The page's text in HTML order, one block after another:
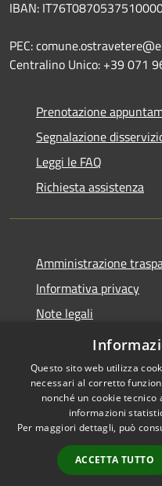
IBAN:
PEC:
Centralino Unico: +39 071
Prenotazione
Segnalazione
Leggi le FAQ
Richiesta assistenza
Amministrazione
Informativa privacy
Note legali
Dichiarazione di
Accessibilità
Questo sito web utilizza
necessari al corretto
nonché un cookie
informazioni
Per maggiori dettagli, può
ACCETTA TUTTO